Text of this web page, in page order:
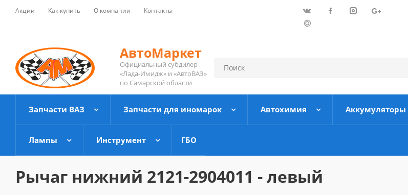
Акции Как купить О компании Контакты
АвтоМаркет
Официальный субдилер
«Лада-Имидж» и «АвтоВАЗ»
по Самарской области
Запчасти ВАЗ Запчасти для иномарок Автохимия Аккумуляторы
Лампы Инструмент ГБО
Рычаг нижний 2121-2904011 - левый